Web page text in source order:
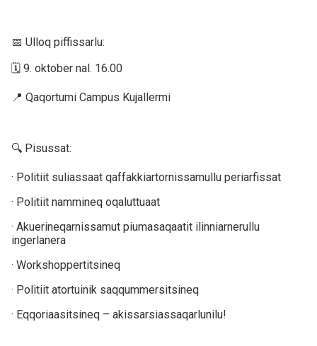
📅 Ulloq piffissarlu:
🗓 9. oktober nal. 16.00
📍 Qaqortumi Campus Kujallermi
🔍 Pisussat:
· Politiit suliassaat qaffakkiartornissamullu periarfissat
· Politiit nammineq oqaluttuaat
· Akuerineqarnissamut piumasaqaatit ilinniarnerullu
ingerlanera
· Workshoppertitsineq
· Politiit atortuinik saqqummersitsineq
· Eqqoriaasitsineq – akissarsiassaqarlunilu!